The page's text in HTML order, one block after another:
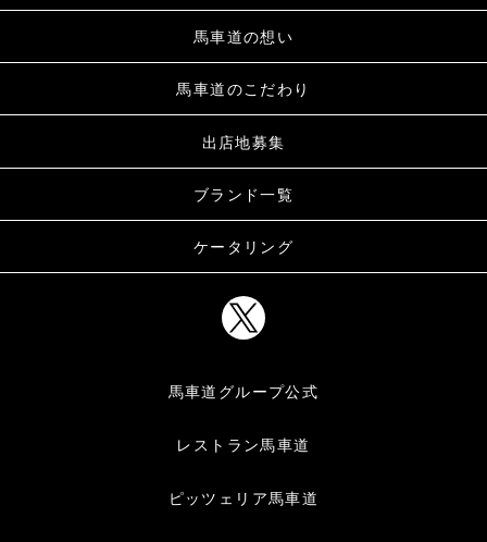
馬車道の想い
馬車道のこだわり
出店地募集
ブランド一覧
ケータリング
馬車道グループ公式
レストラン馬車道
ピッツェリア馬車道